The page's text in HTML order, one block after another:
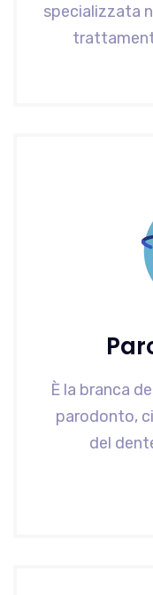
specializzata
È la branca
parodonto,
del